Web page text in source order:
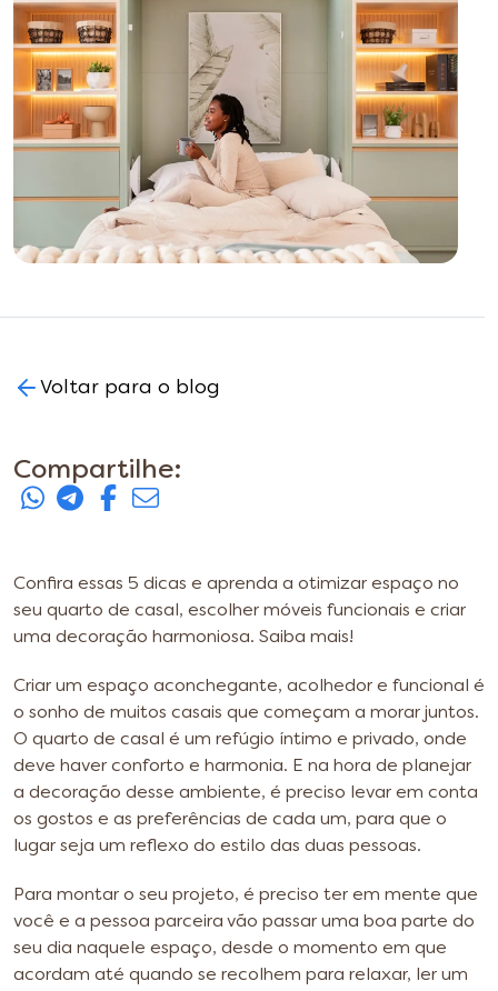
Voltar para o blog
Compartilhe:
Confira essas 5 dicas e aprenda a otimizar espaço no
seu quarto de casal, escolher móveis funcionais e criar
uma decoração harmoniosa. Saiba mais!
Criar um espaço aconchegante, acolhedor e funcional é
o sonho de muitos casais que começam a morar juntos.
O quarto de casal é um refúgio íntimo e privado, onde
deve haver conforto e harmonia. E na hora de planejar
a decoração desse ambiente, é preciso levar em conta
os gostos e as preferências de cada um, para que o
lugar seja um reflexo do estilo das duas pessoas.
Para montar o seu projeto, é preciso ter em mente que
você e a pessoa parceira vão passar uma boa parte do
seu dia naquele espaço, desde o momento em que
acordam até quando se recolhem para relaxar, ler um